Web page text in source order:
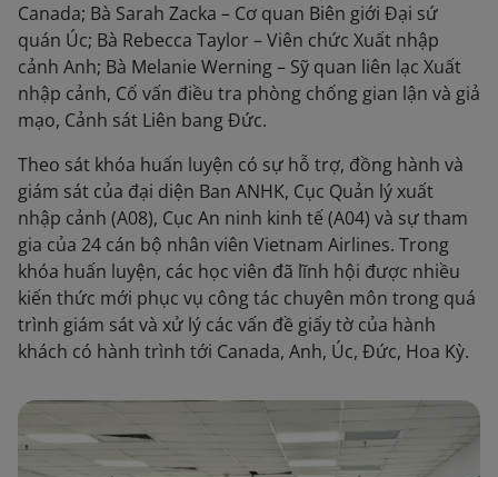
Canada; Bà Sarah Zacka – Cơ quan Biên giới Đại sứ
quán Úc; Bà Rebecca Taylor – Viên chức Xuất nhập
cảnh Anh; Bà Melanie Werning – Sỹ quan liên lạc Xuất
nhập cảnh, Cố vấn điều tra phòng chống gian lận và giả
mạo, Cảnh sát Liên bang Đức.
Theo sát khóa huấn luyện có sự hỗ trợ, đồng hành và
giám sát của đại diện Ban ANHK, Cục Quản lý xuất
nhập cảnh (A08), Cục An ninh kinh tế (A04) và sự tham
gia của 24 cán bộ nhân viên Vietnam Airlines. Trong
khóa huấn luyện, các học viên đã lĩnh hội được nhiều
kiến thức mới phục vụ công tác chuyên môn trong quá
trình giám sát và xử lý các vấn đề giấy tờ của hành
khách có hành trình tới Canada, Anh, Úc, Đức, Hoa Kỳ.